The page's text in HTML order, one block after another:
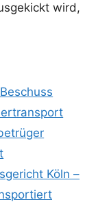
wird,
Köln –